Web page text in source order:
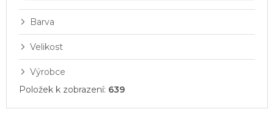
Barva
Velikost
Výrobce
Položek k zobrazení: 639